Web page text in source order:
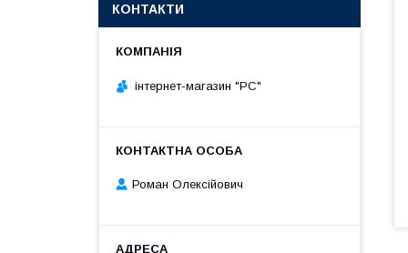
КОНТАКТИ
інтернет-магазин "РС"
Роман Олексійович